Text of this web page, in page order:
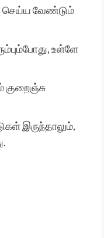
செய்ய வேண்டும்
உள்ளே
குறைஞ்சு
இருந்தாலும்,
படுவது
ஏற்ற
தங்களின்